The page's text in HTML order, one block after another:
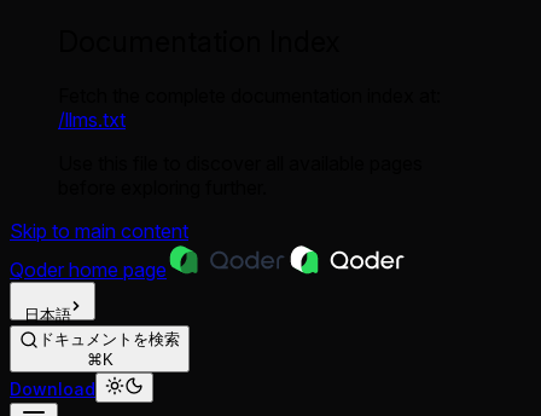
/llms.txt
Skip to main content
Qoder home page
日本語
ドキュメントを検索
⌘K
Download